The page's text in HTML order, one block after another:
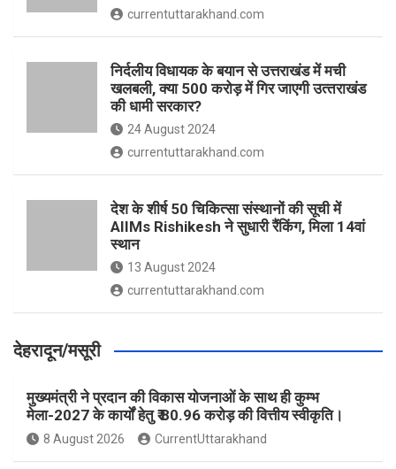
currentuttarakhand.com
निर्दलीय विधायक के बयान से उत्तराखंड में मची
खलबली, क्‍या 500 करोड़ में गिर जाएगी उत्‍तराखंड
की धामी सरकार?
24 August 2024
currentuttarakhand.com
देश के शीर्ष 50 चिकित्सा संस्थानों की सूची में
AIIMs Rishikesh ने सुधारी रैंकिंग, मिला 14वां
स्थान
13 August 2024
currentuttarakhand.com
देहरादून/मसूरी
मुख्यमंत्री ने प्रदान की विकास योजनाओं के साथ ही कुम्भ
मेला-2027 के कार्यों हेतु ₹ 80.96 करोड़ की वित्तीय स्वीकृति।
8 August 2026 CurrentUttarakhand